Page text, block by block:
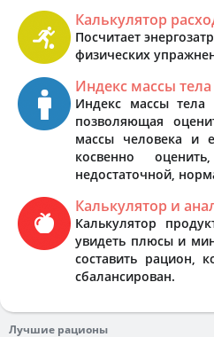
Калькулятор
Посчитает
физических
Индекс массы тела
Индекс массы
позволяющая
массы человека и
косвенно
недостаточной,
Калькулятор и
Калькулятор
увидеть плюсы и
составить рацион,
сбалансирован.
Лучшие рационы